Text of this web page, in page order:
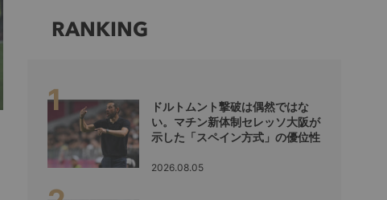
RANKING
ドルトムント撃破は偶然ではな
い。マチン新体制セレッソ大阪が
示した「スペイン方式」の優位性
2026.08.05